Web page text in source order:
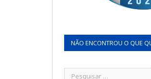
NÃO ENCONTROU O QUE